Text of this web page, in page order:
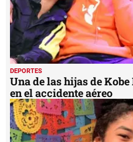
DEPORTES
Una de las hijas de
en el accidente aéreo